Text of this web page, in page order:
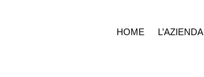
HOME L’AZIENDA